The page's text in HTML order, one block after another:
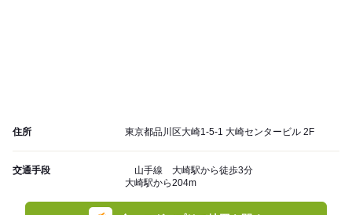
住所 東京都品川区大崎1-5-1 大崎センタービル 2F
交通手段
山手線 大崎駅から徒歩3分
大崎駅から204m